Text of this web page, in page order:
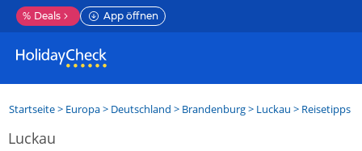
% Deals App öffnen
Startseite> Europa> Deutschland > Brandenburg> Luckau > Reisetipps
Luckau